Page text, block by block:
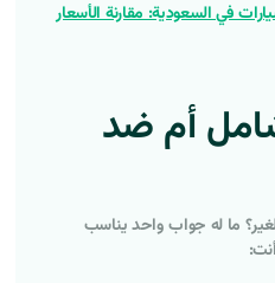
في السعودية: مقارنة الأسعار
أم ضد
ما له جواب واحد يناسب